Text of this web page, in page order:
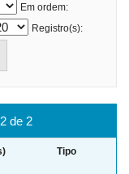
Em ordem:
Registro(s):
de 2
Tipo